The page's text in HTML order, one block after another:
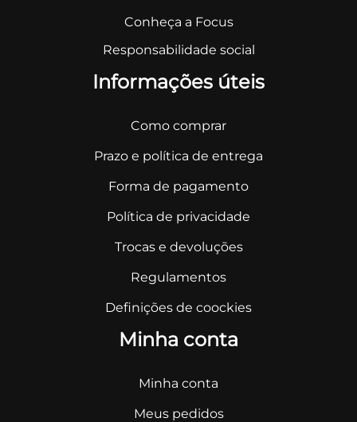
Conheça a Focus
Responsabilidade social
Informações úteis
Como comprar
Prazo e política de entrega
Forma de pagamento
Política de privacidade
Trocas e devoluções
Regulamentos
Definições de coockies
Minha conta
Minha conta
Meus pedidos